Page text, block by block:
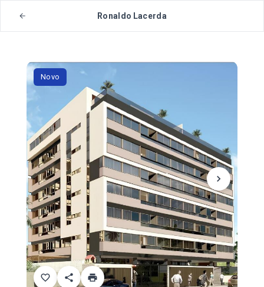
Ronaldo Lacerda
Novo